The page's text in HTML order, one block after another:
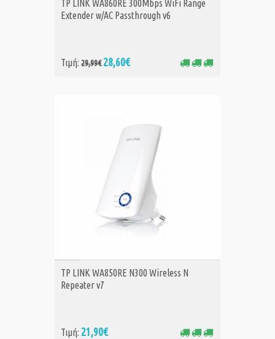
ΑΓΟΡΑ
TP LINK WA860RE 300Mbps WiFi Range
Extender w/AC Passthrough v6
Τιμή: 29,99€28,60€
ΑΓΟΡΑ
TP LINK WA850RE N300 Wireless N
Repeater v7
Τιμή: 21,90€